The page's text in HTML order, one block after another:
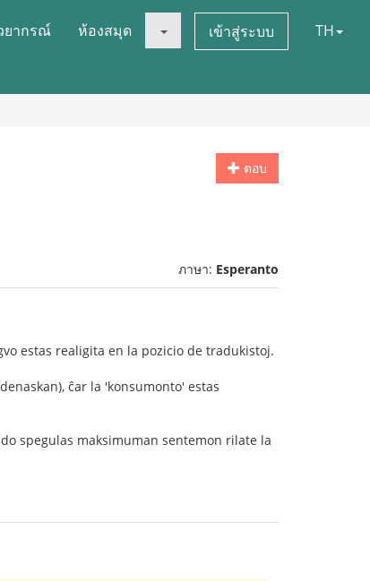
ยากรณ์ ห้องสมุด เข้าสู่ระบบ TH
ตอบ
ภาษา: Esperanto
estas realigita en la pozicio de tradukistoj.
ĉar la 'konsumonto' estas
spegulas maksimuman sentemon rilate la